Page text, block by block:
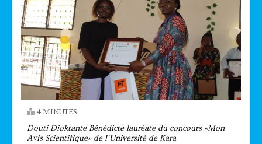
4 MINUTES
Douti Dioktante Bénédicte lauréate du concours «Mon
Avis Scientifique» de l’Université de Kara